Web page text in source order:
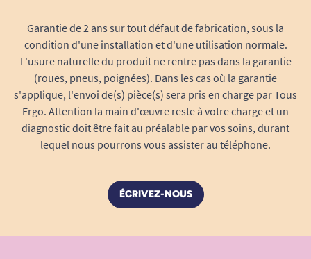
Le résumé de la fourchette Sure Grip
La fourchette Sure Grip est le choix idéal
pour toute personne recherchant un
couvert ergonomique, économique et
fiable,alliant prise en main facile, sécurité
et hygiène durable. Sa légèreté et son
manche large antidérapant permettent de
chaque repas, tout en maintenant
l’autonomie et la dignité de l’utilisateur.
Garantie de 2 ans sur tout défaut de fabrication, sous la
condition d'une installation et d'une utilisation normale.
L'usure naturelle du produit ne rentre pas dans la garantie
(roues, pneus, poignées). Dans les cas où la garantie
s'applique, l'envoi de(s) pièce(s) sera pris en charge par Tous
Ergo. Attention la main d'œuvre reste à votre charge et un
diagnostic doit être fait au préalable par vos soins, durant
lequel nous pourrons vous assister au téléphone.
ÉCRIVEZ-NOUS